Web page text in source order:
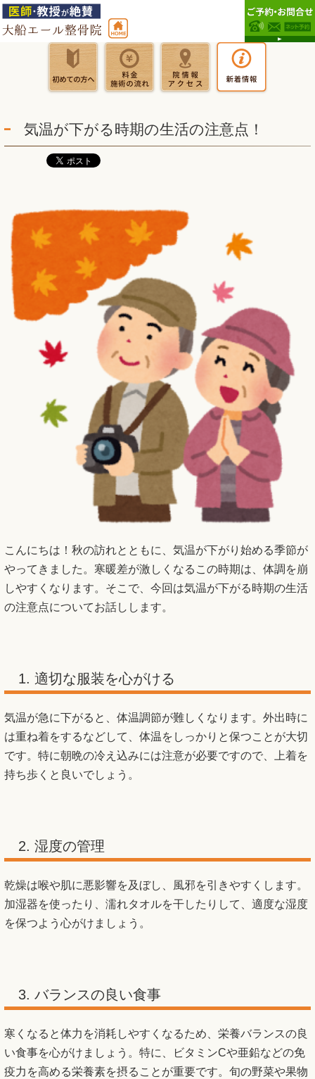
気温が下がる時期の生活の注意点！
こんにちは！秋の訪れとともに、気温が下がり始める季節が
やってきました。寒暖差が激しくなるこの時期は、体調を崩
しやすくなります。そこで、今回は気温が下がる時期の生活
の注意点についてお話しします。
1. 適切な服装を心がける
気温が急に下がると、体温調節が難しくなります。外出時に
は重ね着をするなどして、体温をしっかりと保つことが大切
です。特に朝晩の冷え込みには注意が必要ですので、上着を
持ち歩くと良いでしょう。
2. 湿度の管理
乾燥は喉や肌に悪影響を及ぼし、風邪を引きやすくします。
加湿器を使ったり、濡れタオルを干したりして、適度な湿度
を保つよう心がけましょう。
3. バランスの良い食事
寒くなると体力を消耗しやすくなるため、栄養バランスの良
い食事を心がけましょう。特に、ビタミンCや亜鉛などの免
疫力を高める栄養素を摂ることが重要です。旬の野菜や果物